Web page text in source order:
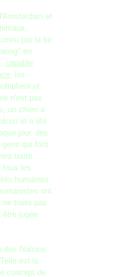
et
par la loi
en
capable
, les
et
n'est pas
un chien a
et a été
jour, des
gens qui font
toute
tous les
humaines.
ont
ne traite pas
être jugée
des Nations
est la
concept de